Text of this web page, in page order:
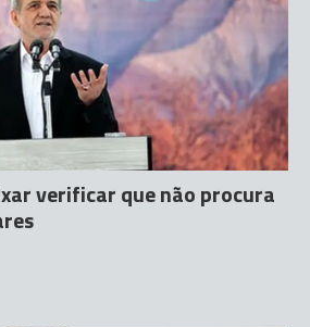
verificar que não procura